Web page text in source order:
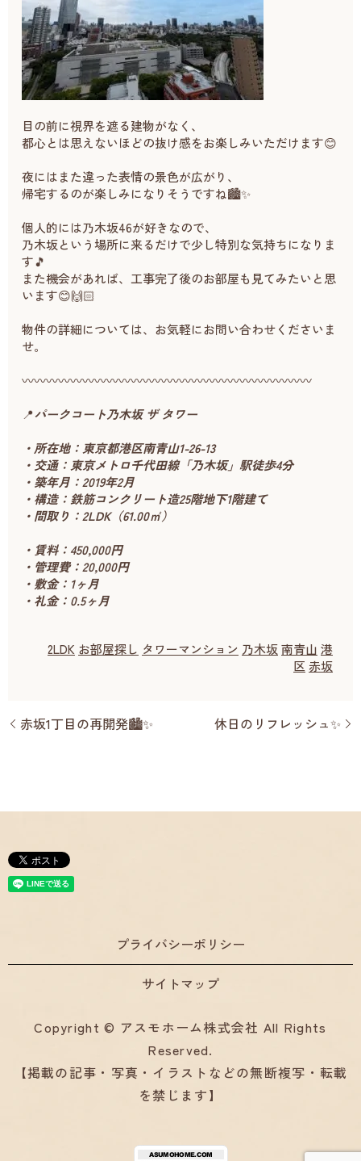
目の前に視界を遮る建物がなく、
都心とは思えないほどの抜け感をお楽しみいただけます😊
夜にはまた違った表情の景色が広がり、
帰宅するのが楽しみになりそうですね🏙️✨
個人的には乃木坂46が好きなので、
乃木坂という場所に来るだけで少し特別な気持ちになりま
す🎵
また機会があれば、工事完了後のお部屋も見てみたいと思
います😊🙌🏻
物件の詳細については、お気軽にお問い合わせくださいま
せ。
〰〰〰〰〰〰〰〰〰〰〰〰〰〰〰〰〰〰〰〰〰〰〰〰
📍パークコート乃木坂 ザ タワー
・所在地：東京都港区南青山1-26-13
・交通：東京メトロ千代田線「乃木坂」駅徒歩4分
・築年月：2019年2月
・構造：鉄筋コンクリート造25階地下1階建て
・間取り：2LDK（61.00㎡）
・賃料：450,000円
・管理費：20,000円
・敷金：1ヶ月
・礼金：0.5ヶ月
2LDK お部屋探し タワーマンション 乃木坂南青山 港
区 赤坂
赤坂1丁目の再開発🏙️✨ 休日のリフレッシュ✨
プライバシーポリシー
サイトマップ
Copyright © アスモホーム株式会社 All Rights
Reserved.
【掲載の記事・写真・イラストなどの無断複写・転載
を禁じます】